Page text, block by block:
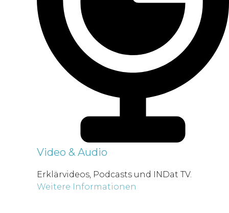
Video & Audio
Erklärvideos, Podcasts und INDat TV.
Weitere Informationen